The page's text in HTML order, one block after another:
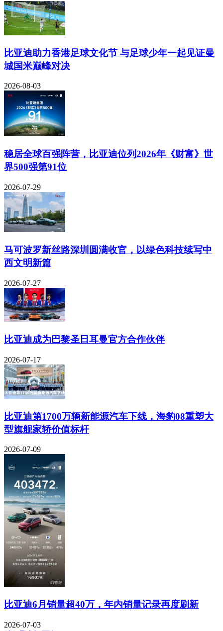
比亚迪助力香港足球文化节 与足球少年一起见证曼
城国米巅峰对决
2026-08-03
稳居全球百强阵营，比亚迪位列2026年《财富》世
界500强第91位
2026-07-29
马可波罗新丝路深圳圆满收官，以绿色科技续写中
西文明新篇
2026-07-27
比亚迪成为巴黎圣日耳曼官方合作伙伴
2026-07-17
比亚迪第1700万辆新能源汽车下线，海豹08重塑大
型旗舰家轿价值标杆
2026-07-09
比亚迪6月销量超40万，年内销量记录再度刷新
2026-07-03